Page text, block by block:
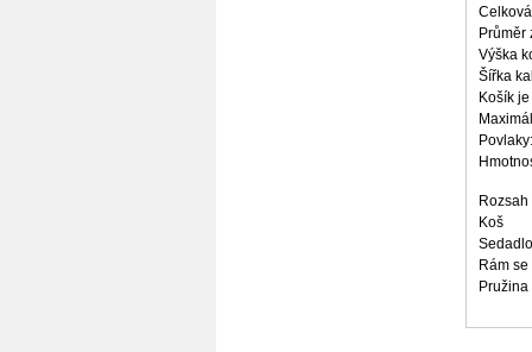
Průměr
Výška
Šířka
Košík
Koš
Rám